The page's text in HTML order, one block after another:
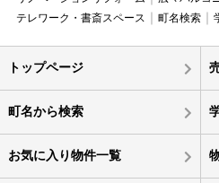
テレワーク・書斎スペース
町名検索
トップページ
町名から検索
お気に入り物件一覧